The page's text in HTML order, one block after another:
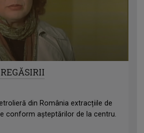
din România extracțiile de
conform așteptărilor de la centru.